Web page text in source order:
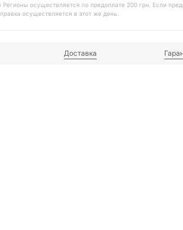
осуществляется по предоплате 200 грн. Если
осуществляется в этот же день.
Доставка